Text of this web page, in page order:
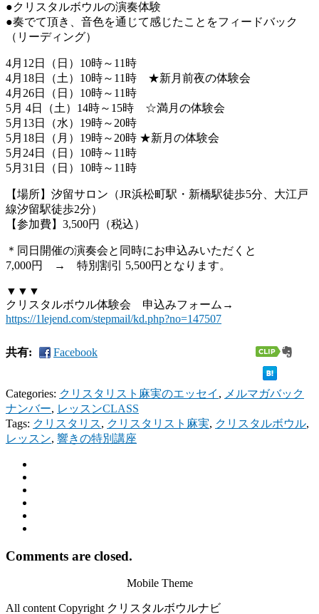
●クリスタルボウルの演奏体験
●奏でて頂き、音色を通じて感じたことをフィードバック
（リーディング）
4月12日（日）10時～11時
4月18日（土）10時～11時 ★新月前夜の体験会
4月26日（日）10時～11時
5月 4日（土）14時～15時 ☆満月の体験会
5月13日（水）19時～20時
5月18日（月）19時～20時 ★新月の体験会
5月24日（日）10時～11時
5月31日（日）10時～11時
【場所】汐留サロン（JR浜松町駅・新橋駅徒歩5分、大江戸
線汐留駅徒歩2分）
【参加費】3,500円（税込）
＊同日開催の演奏会と同時にお申込みいただくと
7,000円 → 特別割引 5,500円となります。
▼▼▼
クリスタルボウル体験会 申込みフォーム→
https://1lejend.com/stepmail/kd.php?no=147507
共有: Facebook
Categories: クリスタリスト麻実のエッセイ , メルマガバック
ナンバー, レッスンCLASS
Tags: クリスタリス, クリスタリスト麻実, クリスタルボウル,
レッスン, 響きの特別講座
Comments are closed.
Mobile Theme
All content Copyright クリスタルボウルナビ